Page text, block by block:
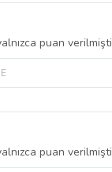
puan
puan